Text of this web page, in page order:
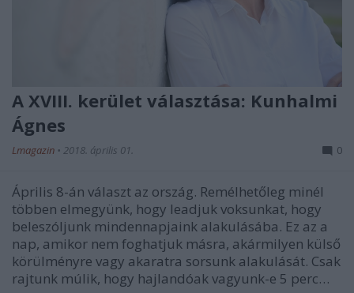
A XVIII. kerület választása: Kunhalmi
Ágnes
Lmagazin • 2018. április 01. 0
Április 8-án választ az ország. Remélhetőleg minél
többen elmegyünk, hogy leadjuk voksunkat, hogy
beleszóljunk mindennapjaink alakulásába. Ez az a
nap, amikor nem foghatjuk másra, akármilyen külső
körülményre vagy akaratra sorsunk alakulását. Csak
rajtunk múlik, hogy hajlandóak vagyunk-e 5 perc…